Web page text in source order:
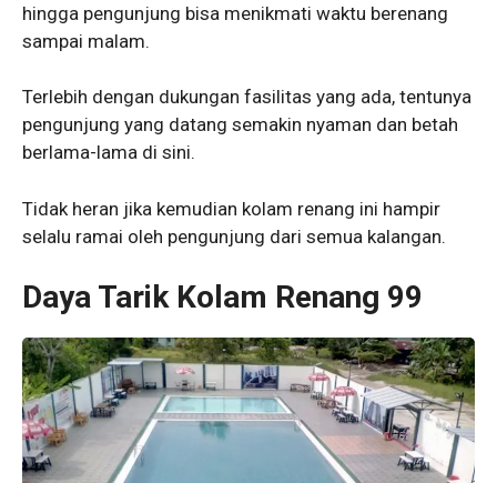
hingga pengunjung bisa menikmati waktu berenang
sampai malam.
Terlebih dengan dukungan fasilitas yang ada, tentunya
pengunjung yang datang semakin nyaman dan betah
berlama-lama di sini.
Tidak heran jika kemudian kolam renang ini hampir
selalu ramai oleh pengunjung dari semua kalangan.
Daya Tarik Kolam Renang 99